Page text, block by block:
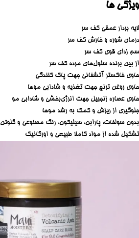
ویژگی ها
لایه بردار عمقی کف سر
درمان شوره و خارش کف سر
سم زدای قوی کف سر
از بین برنده سلول‌های مرده کف سر
حاوی خاکستر آتشفانی جهت پاک کنندگی
حاوی روغن ترنج جهت تغذیه و شادابی موها
حاوی عصاره زنجبیل جهت انرژی‌بخشی و شادابی مو
جلوگیری از ریزش و کمک به رشد موها
بدون سولفات، پارابن، سیلیکون، رنگ مصنوعی و گلوتن
تشکیل شده از مواد کاملا طبیعی و اورگانیک